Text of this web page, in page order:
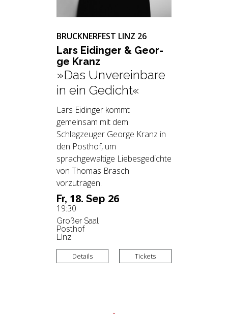
Fr, 18. Sep 26
19:30
Großer Saal
Posthof
Linz
BRUCKNERFEST LINZ 26
Lars Ei­din­ger & Ge­or­
ge Kranz
»Das Unvereinbare
in ein Gedicht«
Lars Eidinger kommt
gemeinsam mit dem
Schlagzeuger George Kranz in
den Posthof, um
sprachgewaltige Liebesgedichte
von Thomas Brasch
vorzutragen.
Details Tickets